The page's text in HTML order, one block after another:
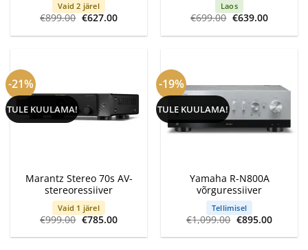
Vaid 2 järel
€899.00 Algne
oli:
€627.00Current
is:
Laos
€699.00 Algne
oli:
€639.00Current
is:
-21%
TULE KUULAMA!
Marantz Stereo 70s AV-
stereoressiiver
Vaid 1 järel
€999.00 Algne
oli:
€785.00Current
is:
-19%
TULE KUULAMA!
Yamaha R-N800A
võrguressiiver
Tellimisel
€1,099.00 Algne
oli:
€895.00Current
is: